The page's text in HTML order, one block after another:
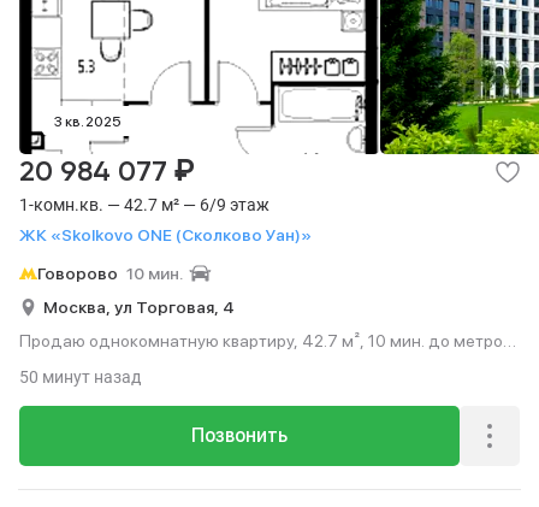
3 кв. 2025
1-комн.кв. — 42.7 м² — 6/9 этаж
ЖК «Skolkovo ONE (Сколково Уан)»
20 984 077 ₽
Говорово 10 мин.
Москва, ул Торговая, 4
Продаю однокомнатную квартиру, 42.7 м², 10 мин. до метро
Позвонить
50 минут назад